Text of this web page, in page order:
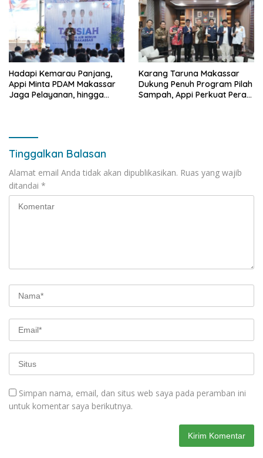
Hadapi Kemarau Panjang,
Appi Minta PDAM Makassar
Jaga Pelayanan, hingga
Karang Taruna Makassar
Dukung Penuh Program Pilah
Sampah, Appi Perkuat Peran
Tinggalkan Balasan
Alamat email Anda tidak akan dipublikasikan. Ruas yang wajib
ditandai *
Simpan nama, email, dan situs web saya pada peramban ini
untuk komentar saya berikutnya.